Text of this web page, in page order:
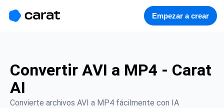
Empezar a crear
Convertir AVI a MP4 - Carat
AI
Convierte archivos AVI a MP4 fácilmente con IA